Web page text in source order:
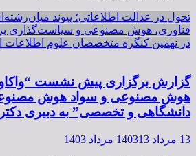
تحول در عدالت اطلاعاتی؛ پیوند
فناوری، هوش مصنوعی و سیاست‌گذاری
در نهمین کنگره متخصصان علوم اطلاعات
گزارش برگزاری پیش نشست
هوش مصنوعی و سواد هوش مصنوعی
دانشگاهی و تخصصی” به دبیری
13 مرداد 1403 13 مرداد 1403